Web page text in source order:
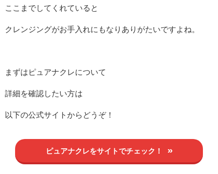
ここまでしてくれていると
クレンジングがお手入れにもなりありがたいですよね。
まずはピュアナクレについて
詳細を確認したい方は
以下の公式サイトからどうぞ！
ピュアナクレをサイトでチェック！